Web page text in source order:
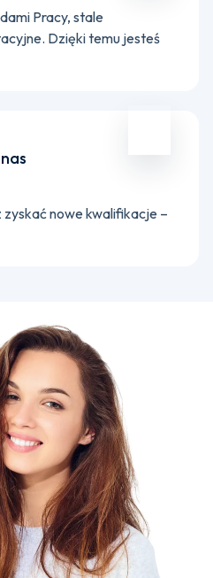
Pracy, stale
Dzięki temu jesteś
nowe kwalifikacje –